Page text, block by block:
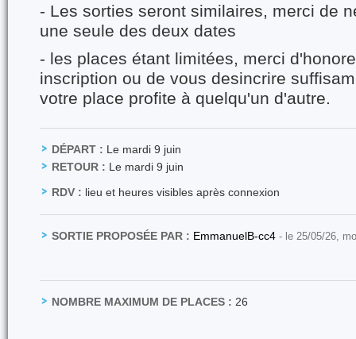
- Les sorties seront similaires, merci de
une seule des deux dates
- les places étant limitées, merci
inscription ou de vous desincrire
votre place profite à quelqu'un d'autre.
DÉPART : Le mardi 9 juin
RETOUR : Le mardi 9 juin
RDV : lieu et heures visibles après connexion
SORTIE PROPOSÉE PAR : EmmanuelB-cc4 - le 25/05/26,
NOMBRE MAXIMUM DE PLACES : 26